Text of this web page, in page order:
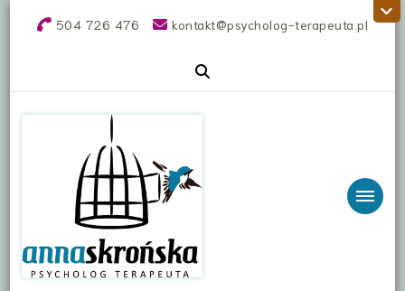
504 726 476 kontakt@psycholog-terapeuta.pl
Anna Skrońska
psycholog
Terapia online. Rozwód, rozstanie, dziecko w
rozwodzie, relacje tel. 504 726 476,
psycholog, terapeuta online, Błonie